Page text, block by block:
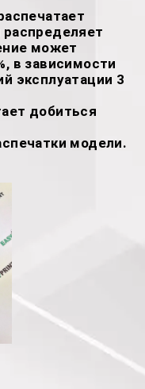
может
в зависимости
эксплуатации 3
добиться
модели.